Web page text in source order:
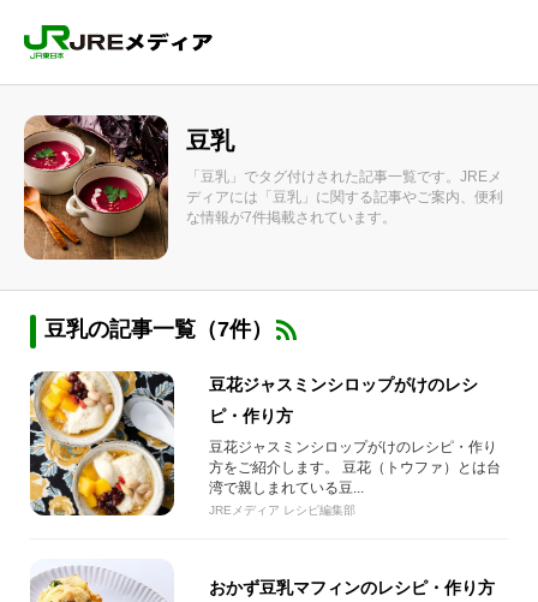
豆乳
「豆乳」でタグ付けされた記事一覧です。JREメ
ディアには「豆乳」に関する記事やご案内、便利
な情報が7件掲載されています。
豆乳の記事一覧（7件）
豆花ジャスミンシロップがけのレシ
ピ・作り方
豆花ジャスミンシロップがけのレシピ・作り
方をご紹介します。 豆花（トウファ）とは台
湾で親しまれている豆...
JREメディア レシピ編集部
おかず豆乳マフィンのレシピ・作り方